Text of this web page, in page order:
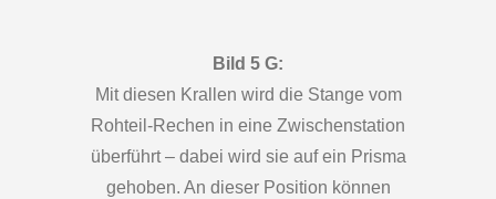
Bild 5 G:
Mit diesen Krallen wird die Stange vom
Rohteil-Rechen in eine Zwischenstation
überführt – dabei wird sie auf ein Prisma
gehoben. An dieser Position können